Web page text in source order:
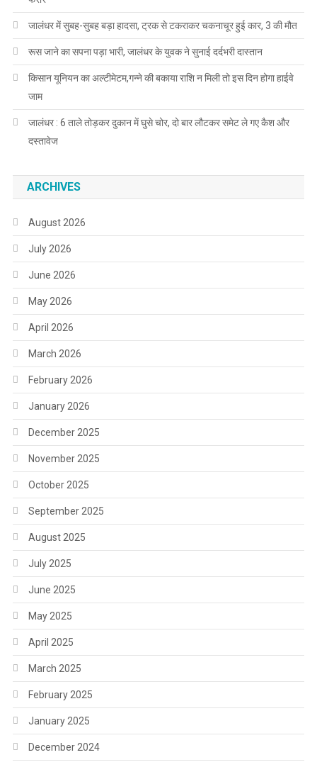
जालंधर में सुबह-सुबह बड़ा हादसा, ट्रक से टकराकर चकनाचूर हुई कार, 3 की मौत
रूस जाने का सपना पड़ा भारी, जालंधर के युवक ने सुनाई दर्दभरी दास्तान
किसान यूनियन का अल्टीमेटम,गन्ने की बकाया राशि न मिली तो इस दिन होगा हाईवे
जाम
जालंधर : 6 ताले तोड़कर दुकान में घुसे चोर, दो बार लौटकर समेट ले गए कैश और
दस्तावेज
ARCHIVES
August 2026
July 2026
June 2026
May 2026
April 2026
March 2026
February 2026
January 2026
December 2025
November 2025
October 2025
September 2025
August 2025
July 2025
June 2025
May 2025
April 2025
March 2025
February 2025
January 2025
December 2024